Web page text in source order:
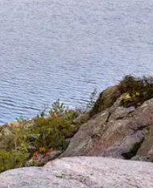
en omlaag, óf